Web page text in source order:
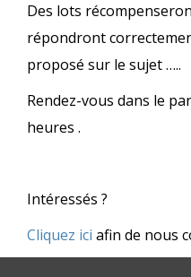
Des lots
répondront
proposé sur le sujet …..
Rendez-vous dans le
heures .
Intéressés ?
Cliquez ici afin de nous